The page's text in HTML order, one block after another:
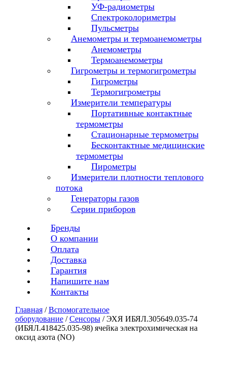
УФ-радиометры
Спектроколориметры
Пульсметры
Анемометры и термоанемометры
Анемометры
Термоанемометры
Гигрометры и термогигрометры
Гигрометры
Термогигрометры
Измерители температуры
Портативные контактные
термометры
Стационарные термометры
Бесконтактные медицинские
термометры
Пирометры
Измерители плотности теплового
потока
Генераторы газов
Серии приборов
Бренды
О компании
Оплата
Доставка
Гарантия
Напишите нам
Контакты
Главная/Вспомогательное
оборудование/Сенсоры/ ЭХЯ ИБЯЛ.305649.035-74
(ИБЯЛ.418425.035-98) ячейка электрохимическая на
оксид азота (NO)